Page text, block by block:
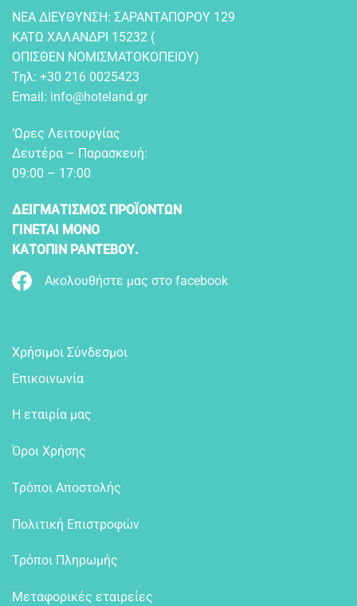
NEA ΔIEYΘYNΣH: ΣAPANTAΠOPOY 129
KATΩ XAΛANΔPI 15232 (
OΠIΣΘEN NOMIΣMATOKOΠEIOY)
Τηλ: +30 216 0025423
Email: info@hoteland.gr
‘Ωρες Λειτουργίας
Δευτέρα – Παρασκευή:
09:00 – 17:00
ΔΕΙΓΜΑΤΙΣΜΟΣ ΠΡΟΪΟΝΤΩΝ
ΓΙΝΕΤΑΙ ΜΟΝΟ
ΚΑΤΟΠΙΝ ΡΑΝΤΕΒΟΥ.
Ακολουθήστε μας στο facebook
Χρήσιμοι Σύνδεσμοι
Επικοινωνία
Η εταιρία μας
Όροι Χρήσης
Τρόποι Αποστολής
Πολιτική Επιστροφών
Τρόποι Πληρωμής
Μεταφορικές εταιρείες